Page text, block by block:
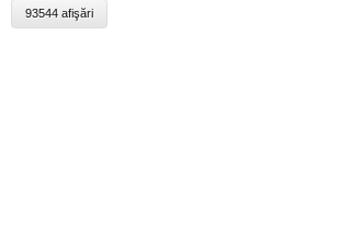
93544 afişări